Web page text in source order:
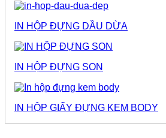
IN HỘP ĐỰNG DẦU DỪA
IN HỘP ĐỰNG SON
IN HỘP GIẤY ĐỰNG KEM BODY